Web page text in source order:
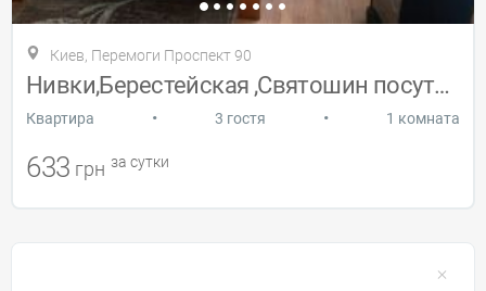
Киев, Перемоги Проспект 90
Нивки,Берестейская ,Святошин посуточно
Квартира • 3 гостя • 1 комната
633 грн за сутки